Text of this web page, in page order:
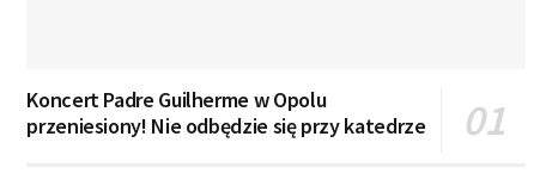
Koncert Padre Guilherme w Opolu
przeniesiony! Nie odbędzie się przy katedrze